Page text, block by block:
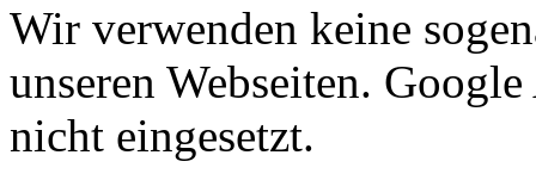
Wir verwenden keine
unseren Webseiten.
nicht eingesetzt.